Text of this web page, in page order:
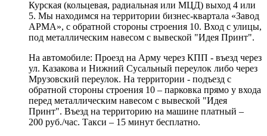
Курская (кольцевая, радиальная или МЦД) выход 4 или
5. Мы находимся на территории бизнес-квартала «Завод
АРМА», с обратной стороны строения 10. Вход с улицы,
под металлическим навесом с вывеской "Идея Принт".
На автомобиле: Проезд на Арму через КПП - въезд через
ул. Казакова и Нижний Сусальный переулок либо через
Мрузовский переулок. На территории - подъезд с
обратной стороны строения 10 – парковка прямо у входа
перед металлическим навесом с вывеской "Идея
Принт". Въезд на территорию на машине платный –
200 руб./час. Такси – 15 минут бесплатно.